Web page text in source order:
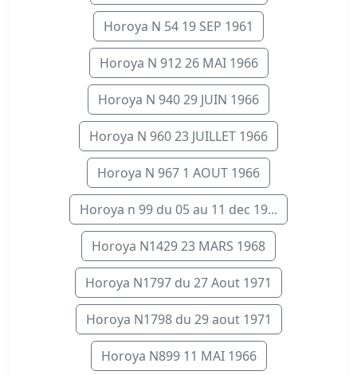
Horoya N 54 19 SEP 1961
Horoya N 912 26 MAI 1966
Horoya N 940 29 JUIN 1966
Horoya N 960 23 JUILLET 1966
Horoya N 967 1 AOUT 1966
Horoya n 99 du 05 au 11 dec 19...
Horoya N1429 23 MARS 1968
Horoya N1797 du 27 Aout 1971
Horoya N1798 du 29 aout 1971
Horoya N899 11 MAI 1966